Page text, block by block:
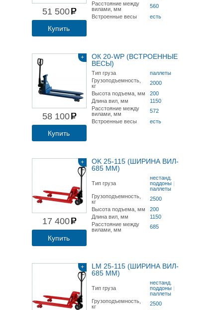
51 500
Купить
Расстояние между
вилами, мм
560
Встроенные весы
есть
+
58 100
Купить
ОК 20-WP (ВСТРОЕННЫЕ
ВЕСЫ)
Тип груза
паллеты
Грузоподъемность,
кг
2000
Высота подъема, мм
200
Длина вил, мм
1150
Расстояние между
вилами, мм
572
Встроенные весы
есть
+
17 400
Купить
OK 25-115 (ШИРИНА ВИЛ-
685 ММ)
Тип груза
нестанд.
поддоны |
паллеты
Грузоподъемность,
кг
2500
Высота подъема, мм
200
Длина вил, мм
1150
Расстояние между
вилами, мм
685
+
LM 25-115 (ШИРИНА ВИЛ-
685 ММ)
Тип груза
нестанд.
поддоны |
паллеты
Грузоподъемность,
кг
2500